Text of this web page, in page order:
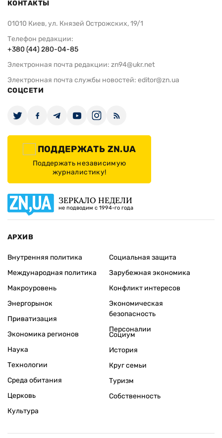
КОНТАКТЫ
01010 Киев, ул. Князей Острожских, 19/1
Телефон редакции:
+380 (44) 280-04-85
Электронная почта редакции: zn94@ukr.net
Электронная почта службы новостей: editor@zn.ua
СОЦСЕТИ
ПОДДЕРЖАТЬ ZN.UA
Поддержать независимую
журналистику!
ЗЕРКАЛО НЕДЕЛИ
не подводим с 1994-го года
АРХИВ
Внутренняя политика
Международная политика
Макроуровень
Энергорынок
Приватизация
Экономика регионов
Социальная защита
Зарубежная экономика
Конфликт интересов
Экономическая
безопасность
Персоналии
Наука
Технологии
Среда обитания
Церковь
Культура
Социум
История
Круг семьи
Туризм
Собственность